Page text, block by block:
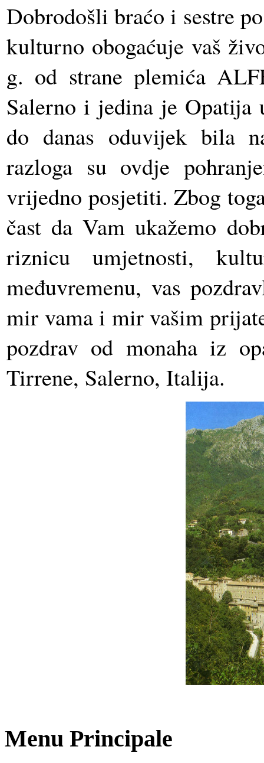
Dobrodošli braćo i sestre
kulturno obogaćuje vaš
g. od strane plemića
Salerno i jedina je Opatija
do danas oduvijek bila
razloga su ovdje
vrijedno posjetiti. Zbog
čast da Vam ukažemo
riznicu umjetnosti,
međuvremenu, vas
mir vama i mir vašim
pozdrav od monaha iz
Tirrene, Salerno, Italija.
Menu Principale